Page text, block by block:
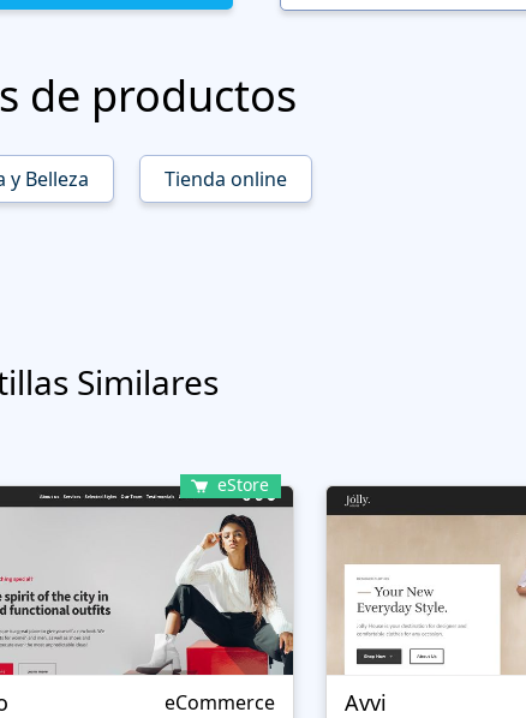
de productos
y Belleza Tienda online
Similares
eStore
eCommerce Avvi